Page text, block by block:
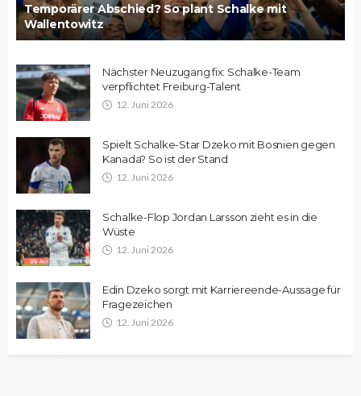
Temporärer Abschied? So plant Schalke mit
Wallentowitz
Nächster Neuzugang fix: Schalke-Team
verpflichtet Freiburg-Talent
12. Juni 2026
Spielt Schalke-Star Dzeko mit Bosnien gegen
Kanada? So ist der Stand
12. Juni 2026
Schalke-Flop Jordan Larsson zieht es in die
Wüste
12. Juni 2026
Edin Dzeko sorgt mit Karriereende-Aussage für
Fragezeichen
12. Juni 2026